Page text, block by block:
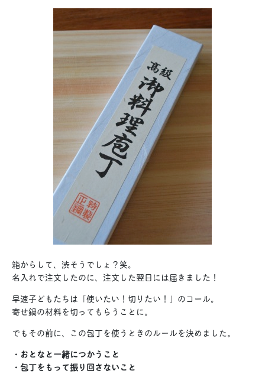
箱からして、渋そうでしょ？笑。
名入れで注文したのに、注文した翌日には届きました！
早速子どもたちは「使いたい！切りたい！」のコール。
寄せ鍋の材料を切ってもらうことに。
でもその前に、この包丁を使うときのルールを決めました。
・おとなと一緒につかうこと
・包丁をもって振り回さないこと